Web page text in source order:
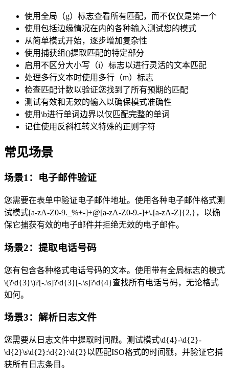
使用全局（g）标志查看所有匹配，而不仅仅是第一个
使用包括边缘情况在内的各种输入测试您的模式
从简单模式开始，逐步增加复杂性
使用捕获组()提取匹配的特定部分
启用不区分大小写（i）标志以进行灵活的文本匹配
处理多行文本时使用多行（m）标志
检查匹配计数以验证您找到了所有预期的匹配
测试有效和无效的输入以确保模式准确性
使用\b进行单词边界以仅匹配完整的单词
记住使用反斜杠转义特殊的正则字符
常见场景
场景1：电子邮件验证
您需要在表单中验证电子邮件地址。使用各种电子邮件格式测
试模式[a-zA-Z0-9._%+-]+@[a-zA-Z0-9.-]+\.[a-zA-Z]{2,}，以确
保它捕获有效的电子邮件并拒绝无效的电子邮件。
场景2：提取电话号码
您有包含各种格式电话号码的文本。使用带有全局标志的模式
\(?\d{3}\)?[-.\s]?\d{3}[-.\s]?\d{4}查找所有电话号码，无论格式
如何。
场景3：解析日志文件
您需要从日志文件中提取时间戳。测试模式\d{4}-\d{2}-
\d{2}\s\d{2}:\d{2}:\d{2}以匹配ISO格式的时间戳，并验证它捕
获所有日志条目。